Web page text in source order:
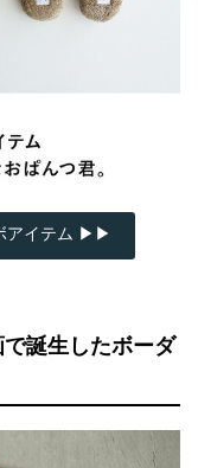
アイテム ▶▶
誕生したボーダ